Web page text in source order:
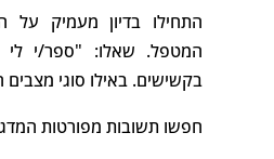
התחילו בדיון מעמיק
המטפל. שאלו: "ספר/י לי
בקשישים. באילו סוגי מצבים
חפשו תשובות מפורטות